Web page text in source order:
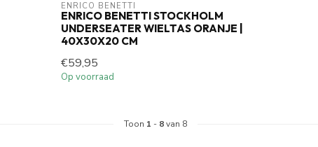
ENRICO BENETTI
ENRICO BENETTI STOCKHOLM
UNDERSEATER WIELTAS ORANJE |
40X30X20 CM
€59,95
Op voorraad
Toon 1 - 8van 8